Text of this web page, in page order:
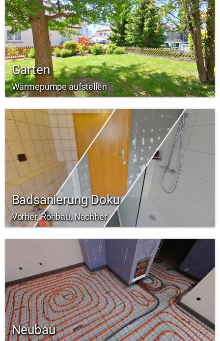
Garten
Wärmepumpe aufstellen
Badsanierung Doku
Vorher, Rohbau, Nachher
Neubau